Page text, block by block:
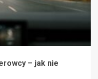
– jak nie